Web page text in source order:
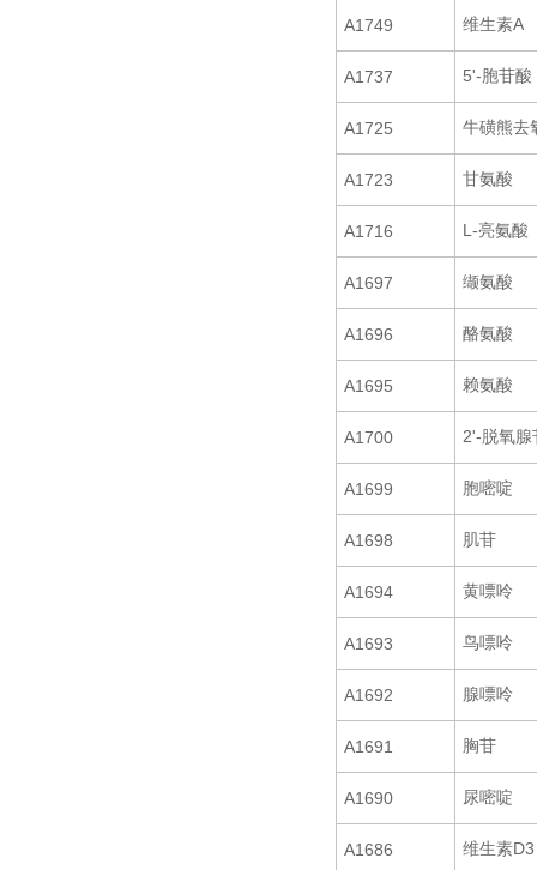
A1749 维生素A
A1737 5'-胞苷酸
A1725 牛磺熊去
A1723 甘氨酸
A1716 L-亮氨酸
A1697 缬氨酸
A1696 酪氨酸
A1695 赖氨酸
A1700 2'-脱氧腺
A1699 胞嘧啶
A1698 肌苷
A1694 黄嘌呤
A1693 鸟嘌呤
A1692 腺嘌呤
A1691 胸苷
A1690 尿嘧啶
A1686 维生素D3